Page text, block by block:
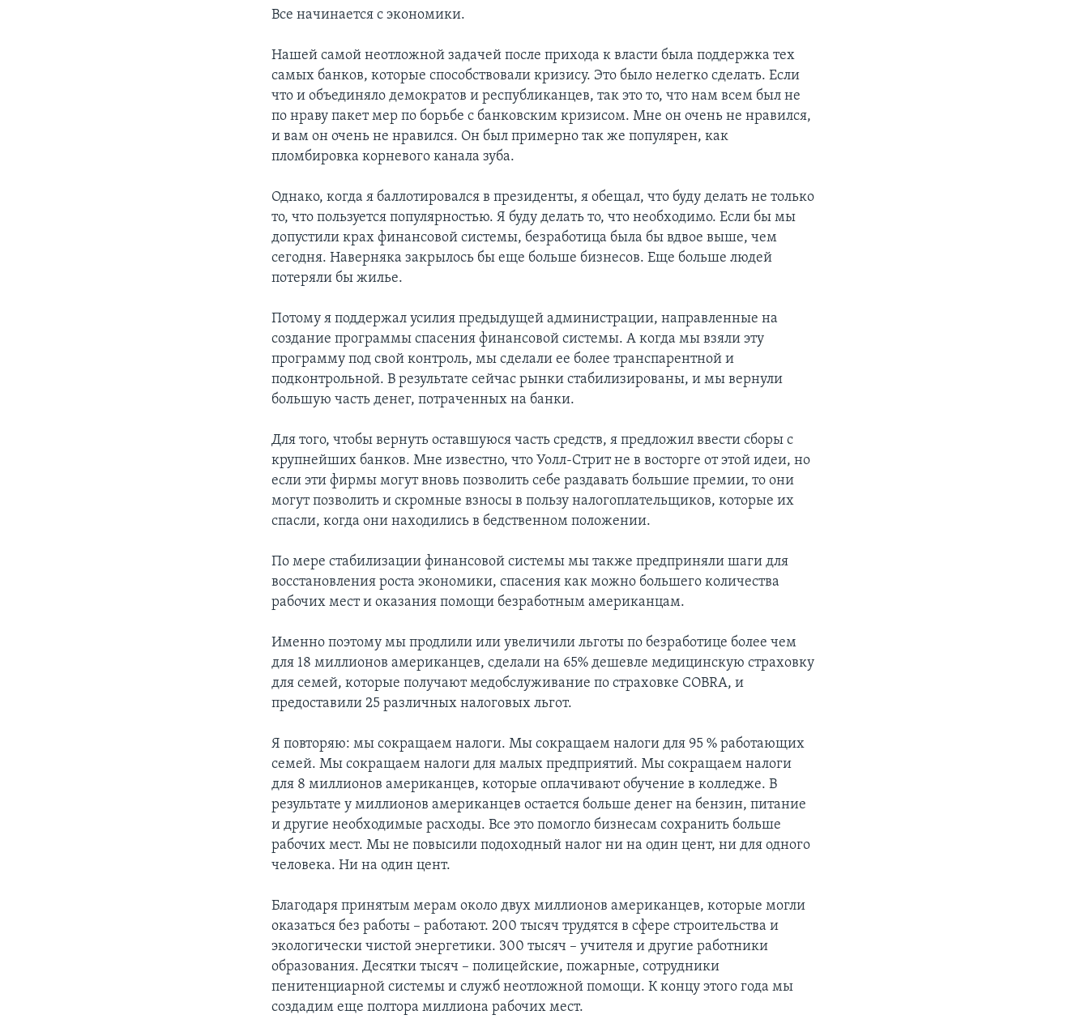
Все начинается с экономики.
Нашей самой неотложной задачей после прихода к власти была поддержка тех
самых банков, которые способствовали кризису. Это было нелегко сделать. Если
что и объединяло демократов и республиканцев, так это то, что нам всем был не
по нраву пакет мер по борьбе с банковским кризисом. Мне он очень не нравился,
и вам он очень не нравился. Он был примерно так же популярен, как
пломбировка корневого канала зуба.
Однако, когда я баллотировался в президенты, я обещал, что буду делать не только
то, что пользуется популярностью. Я буду делать то, что необходимо. Если бы мы
допустили крах финансовой системы, безработица была бы вдвое выше, чем
сегодня. Наверняка закрылось бы еще больше бизнесов. Еще больше людей
потеряли бы жилье.
Потому я поддержал усилия предыдущей администрации, направленные на
создание программы спасения финансовой системы. А когда мы взяли эту
программу под свой контроль, мы сделали ее более транспарентной и
подконтрольной. В результате сейчас рынки стабилизированы, и мы вернули
большую часть денег, потраченных на банки.
Для того, чтобы вернуть оставшуюся часть средств, я предложил ввести сборы с
крупнейших банков. Мне известно, что Уолл-Стрит не в восторге от этой идеи, но
если эти фирмы могут вновь позволить себе раздавать большие премии, то они
могут позволить и скромные взносы в пользу налогоплательщиков, которые их
спасли, когда они находились в бедственном положении.
По мере стабилизации финансовой системы мы также предприняли шаги для
восстановления роста экономики, спасения как можно большего количества
рабочих мест и оказания помощи безработным американцам.
Именно поэтому мы продлили или увеличили льготы по безработице более чем
для 18 миллионов американцев, сделали на 65% дешевле медицинскую страховку
для семей, которые получают медобслуживание по страховке COBRA, и
предоставили 25 различных налоговых льгот.
Я повторяю: мы сокращаем налоги. Мы сокращаем налоги для 95 % работающих
семей. Мы сокращаем налоги для малых предприятий. Мы сокращаем налоги
для 8 миллионов американцев, которые оплачивают обучение в колледже. В
результате у миллионов американцев остается больше денег на бензин, питание
и другие необходимые расходы. Все это помогло бизнесам сохранить больше
рабочих мест. Мы не повысили подоходный налог ни на один цент, ни для одного
человека. Ни на один цент.
Благодаря принятым мерам около двух миллионов американцев, которые могли
оказаться без работы – работают. 200 тысяч трудятся в сфере строительства и
экологически чистой энергетики. 300 тысяч – учителя и другие работники
образования. Десятки тысяч – полицейские, пожарные, сотрудники
пенитенциарной системы и служб неотложной помощи. К концу этого года мы
создадим еще полтора миллиона рабочих мест.